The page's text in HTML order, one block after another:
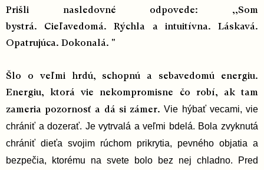
Prišli nasledovné odpovede: ,,Som
bystrá. Cieľavedomá. Rýchla a intuitívna. Láskavá.
Opatrujúca. Dokonalá. "
Šlo o veľmi hrdú, schopnú a sebavedomú energiu.
Energiu, ktorá vie nekompromisne čo robí, ak tam
zameria pozornosť a dá si zámer. Vie hýbať vecami, vie
chrániť a dozerať. Je vytrvalá a veľmi bdelá. Bola zvyknutá
chrániť dieťa svojim rúchom prikrytia, pevného objatia a
bezpečia, ktorému na svete bolo bez nej chladno.
Pred